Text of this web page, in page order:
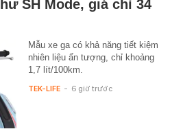
SH Mode, giá chỉ 34
Mẫu xe ga có khả năng tiết kiệm
nhiên liệu ấn tượng, chỉ khoảng
1,7 lít/100km.
TEK-LIFE - 6 giờ trước